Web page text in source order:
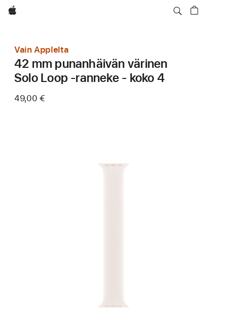
Apple
Vain Applelta
42 mm punanhäivän värinen
Solo Loop ‑ranneke - koko 4
49,00 €